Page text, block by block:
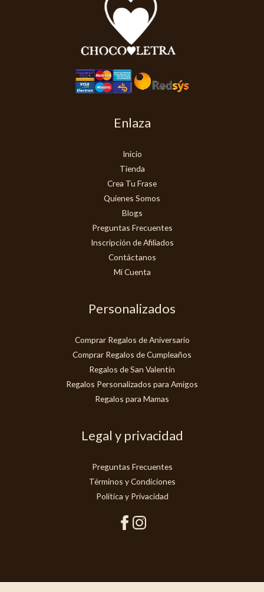
Enlaza
Inicio
Tienda
Crea Tu Frase
Quienes Somos
Blogs
Preguntas Frecuentes
Inscripción de Afiliados
Contáctanos
Mi Cuenta
Personalizados
Comprar Regalos de Aniversario
Comprar Regalos de Cumpleaños
Regalos de San Valentín
Regalos Personalizados para Amigos
Regalos para Mamas
Legal y privacidad
Preguntas Frecuentes
Términos y Condiciones
Politica y Privacidad